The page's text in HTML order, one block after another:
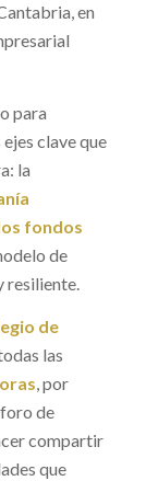
en
para
clave que
la
fondos
de
de
las
, por
de
compartir
que